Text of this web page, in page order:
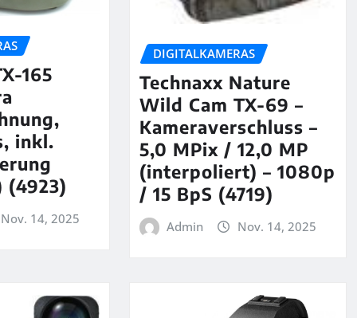
165
inkl.
(4923)
Nov. 14, 2025
DIGITALKAMERAS
Technaxx Nature
Wild Cam TX-69 –
Kameraverschluss –
5,0 MPix / 12,0 MP
(interpoliert) – 1080p
/ 15 BpS (4719)
Admin Nov. 14, 2025